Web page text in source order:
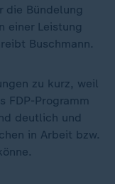
die Bündelung
einer Leistung
Buschmann.
zu kurz, weil
FDP-Programm
deutlich und
in Arbeit bzw.